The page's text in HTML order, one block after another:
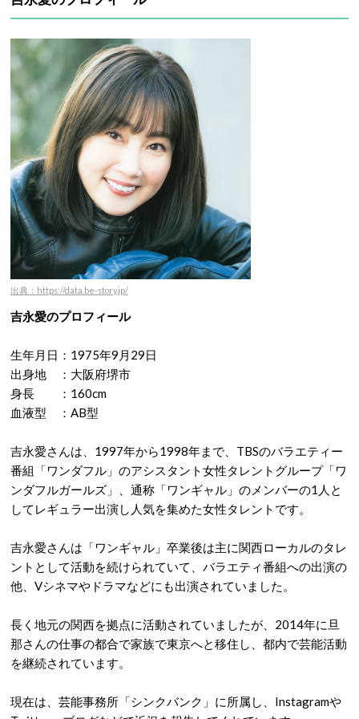
出典：https://data.be-story.jp/
吉永愛のプロフィール
生年月日：1975年9月29日
出身地 ：大阪府堺市
身長 ：160cm
血液型 ：AB型
吉永愛さんは、1997年から1998年まで、TBSのバラエティー
番組「ワンダフル」のアシスタント女性タレントグループ「ワ
ンダフルガールズ」、通称「ワンギャル」のメンバーの1人と
してレギュラー出演し人気を集めた女性タレントです。
吉永愛さんは「ワンギャル」卒業後は主に関西ローカルのタレ
ントとして活動を続けられていて、バラエティ番組への出演の
他、Vシネマやドラマなどにも出演されていました。
長く地元の関西を拠点に活動されていましたが、2014年に旦
那さんの仕事の都合で家族で東京へと移住し、都内で芸能活動
を継続されています。
現在は、芸能事務所「シンクバンク」に所属し、Instagramや